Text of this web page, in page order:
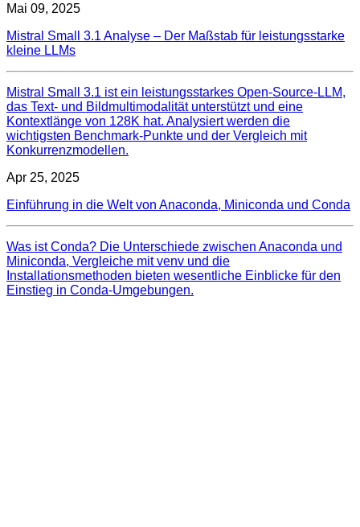
Mai 09, 2025
Mistral Small 3.1 Analyse – Der Maßstab für leistungsstarke
kleine LLMs
Mistral Small 3.1 ist ein leistungsstarkes Open-Source-LLM,
das Text- und Bildmultimodalität unterstützt und eine
Kontextlänge von 128K hat. Analysiert werden die
wichtigsten Benchmark-Punkte und der Vergleich mit
Konkurrenzmodellen.
Apr 25, 2025
Einführung in die Welt von Anaconda, Miniconda und Conda
Was ist Conda? Die Unterschiede zwischen Anaconda und
Miniconda, Vergleiche mit venv und die
Installationsmethoden bieten wesentliche Einblicke für den
Einstieg in Conda-Umgebungen.